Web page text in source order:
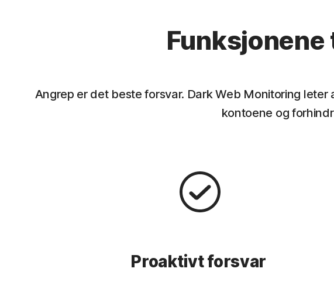
Angrep er det beste forsvar. Dark Web Monitoring
kontoene og
Proaktivt forsvar